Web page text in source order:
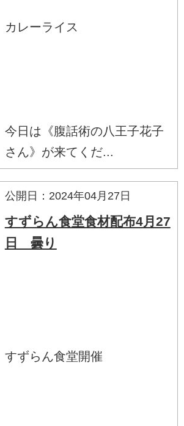
カレーライス
今日は《腹話術の八王子花子
さん》が来てくだ...
公開日：2024年04月27日
すずらん食堂食材配布4月27
日 曇り
すずらん食堂開催